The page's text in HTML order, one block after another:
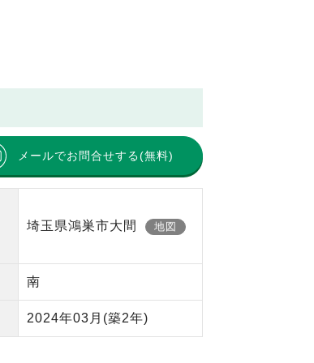
メールでお問合せする(無料)
埼玉県鴻巣市大間 地図
南
2024年03月 (築2年)